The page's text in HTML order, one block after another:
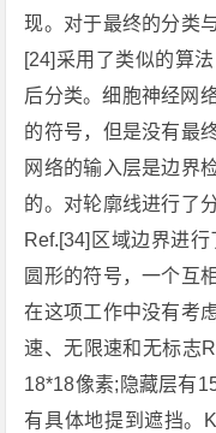
现。对于最终的分类
[24]采用了类似的算
后分类。细胞神经网
的符号，但是没有最
网络的输入层是边界
的。对轮廓线进行了
Ref.[34]区域边界进
圆形的符号，一个互
在这项工作中没有考
速、无限速和无标志
18*18像素;隐藏层有
有具体地提到遮挡。